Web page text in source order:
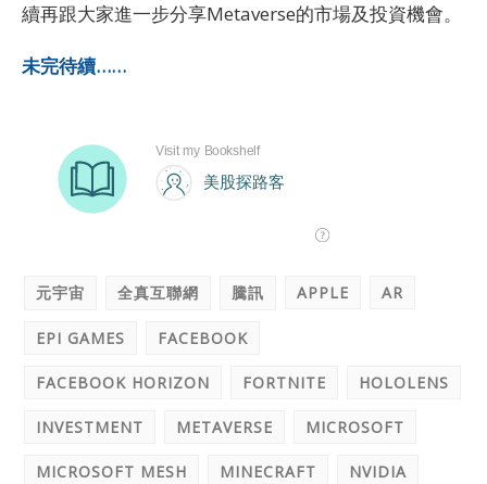
續再跟大家進一步分享Metaverse的市場及投資機會。
未完待續……
元宇宙 全真互聯網 騰訊 APPLE AR
EPI GAMES FACEBOOK
FACEBOOK HORIZON FORTNITE HOLOLENS
INVESTMENT METAVERSE MICROSOFT
MICROSOFT MESH MINECRAFT NVIDIA